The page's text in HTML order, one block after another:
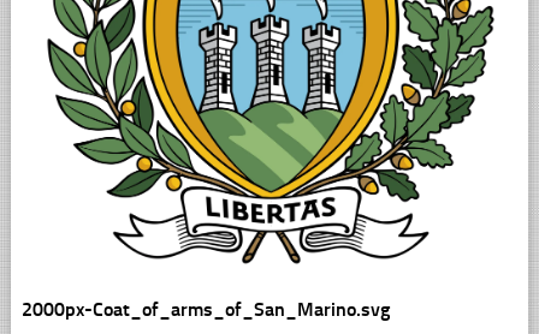
2000px-Coat_of_arms_of_San_Marino.svg